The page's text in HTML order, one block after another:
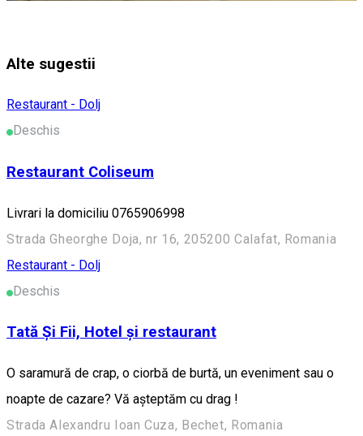
Alte sugestii
Restaurant - Dolj
Deschis
Restaurant Coliseum
Livrari la domiciliu 0765906998
Strada Gheorghe Doja, nr 16, 205200 Calafat, Romania
Restaurant - Dolj
Deschis
Tată Și Fii, Hotel și restaurant
O saramură de crap, o ciorbă de burtă, un eveniment sau o
noapte de cazare? Vă așteptăm cu drag !
Strada Alexandru Ioan Cuza, Bechet, Romania